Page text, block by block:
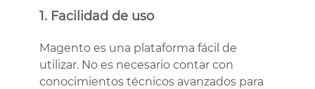
1. Facilidad de uso
Magento es una plataforma fácil de
utilizar. No es necesario contar con
conocimientos técnicos avanzados para